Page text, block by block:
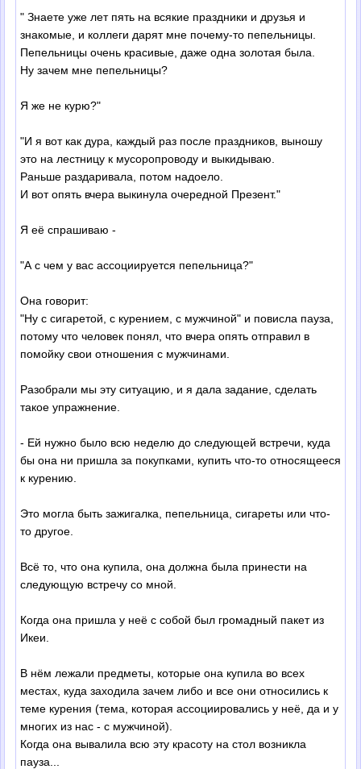
" Знаете уже лет пять на всякие праздники и друзья и
знакомые, и коллеги дарят мне почему-то пепельницы.
Пепельницы очень красивые, даже одна золотая была.
Ну зачем мне пепельницы?
Я же не курю?"
"И я вот как дура, каждый раз после праздников, выношу
это на лестницу к мусоропроводу и выкидываю.
Раньше раздаривала, потом надоело.
И вот опять вчера выкинула очередной Презент."
Я её спрашиваю -
"А с чем у вас ассоциируется пепельница?"
Она говорит:
"Ну с сигаретой, с курением, с мужчиной" и повисла пауза,
потому что человек понял, что вчера опять отправил в
помойку свои отношения с мужчинами.
Разобрали мы эту ситуацию, и я дала задание, сделать
такое упражнение.
- Ей нужно было всю неделю до следующей встречи, куда
бы она ни пришла за покупками, купить что-то относящееся
к курению.
Это могла быть зажигалка, пепельница, сигареты или что-
то другое.
Всё то, что она купила, она должна была принести на
следующую встречу со мной.
Когда она пришла у неё с собой был громадный пакет из
Икеи.
В нём лежали предметы, которые она купила во всех
местах, куда заходила зачем либо и все они относились к
теме курения (тема, которая ассоциировались у неё, да и у
многих из нас - с мужчиной).
Когда она вывалила всю эту красоту на стол возникла
пауза...